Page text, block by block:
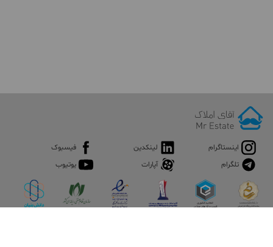
اینستاگرام لینکدین
فیسبوک
تلگرام
آپارات یوتیوب